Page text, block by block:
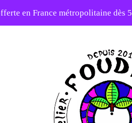
en France métropolitaine dès